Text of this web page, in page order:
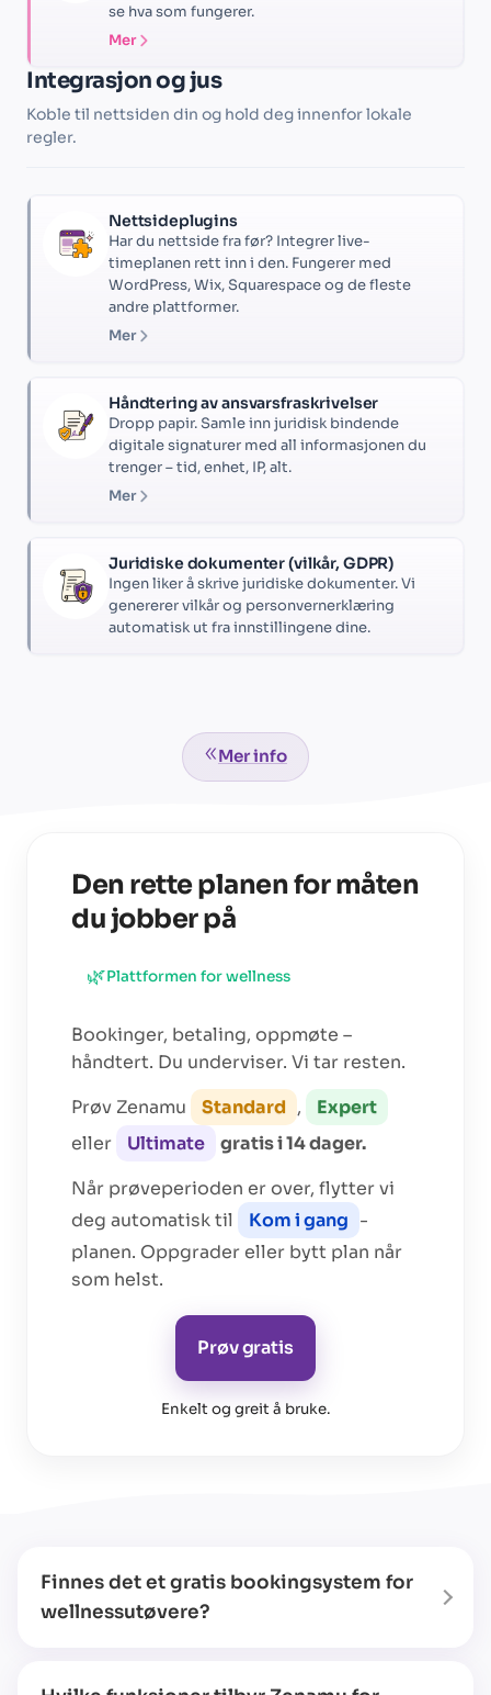
se hva som fungerer.
Mer
Integrasjon og jus
Koble til nettsiden din og hold deg innenfor lokale
regler.
Nettsideplugins
Har du nettside fra før? Integrer live-
timeplanen rett inn i den. Fungerer med
WordPress, Wix, Squarespace og de fleste
andre plattformer.
Mer
Håndtering av ansvarsfraskrivelser
Dropp papir. Samle inn juridisk bindende
digitale signaturer med all informasjonen du
trenger – tid, enhet, IP, alt.
Mer
Juridiske dokumenter (vilkår, GDPR)
Ingen liker å skrive juridiske dokumenter. Vi
genererer vilkår og personvernerklæring
automatisk ut fra innstillingene dine.
Mer info
Den rette planen for måten
du jobber på
🌿Plattformen forwellness
Bookinger, betaling, oppmøte –
håndtert. Du underviser. Vi tar resten.
Prøv Zenamu
Standard ,
Expert
eller
Ultimate
gratis i 14 dager.
Når prøveperioden er over, flytter vi
deg automatisk til
Kom i gang -
planen. Oppgrader eller bytt plan når
som helst.
Prøv gratis
Enkelt og greit å bruke.
Finnes det et gratis bookingsystem for
wellnessutøvere?